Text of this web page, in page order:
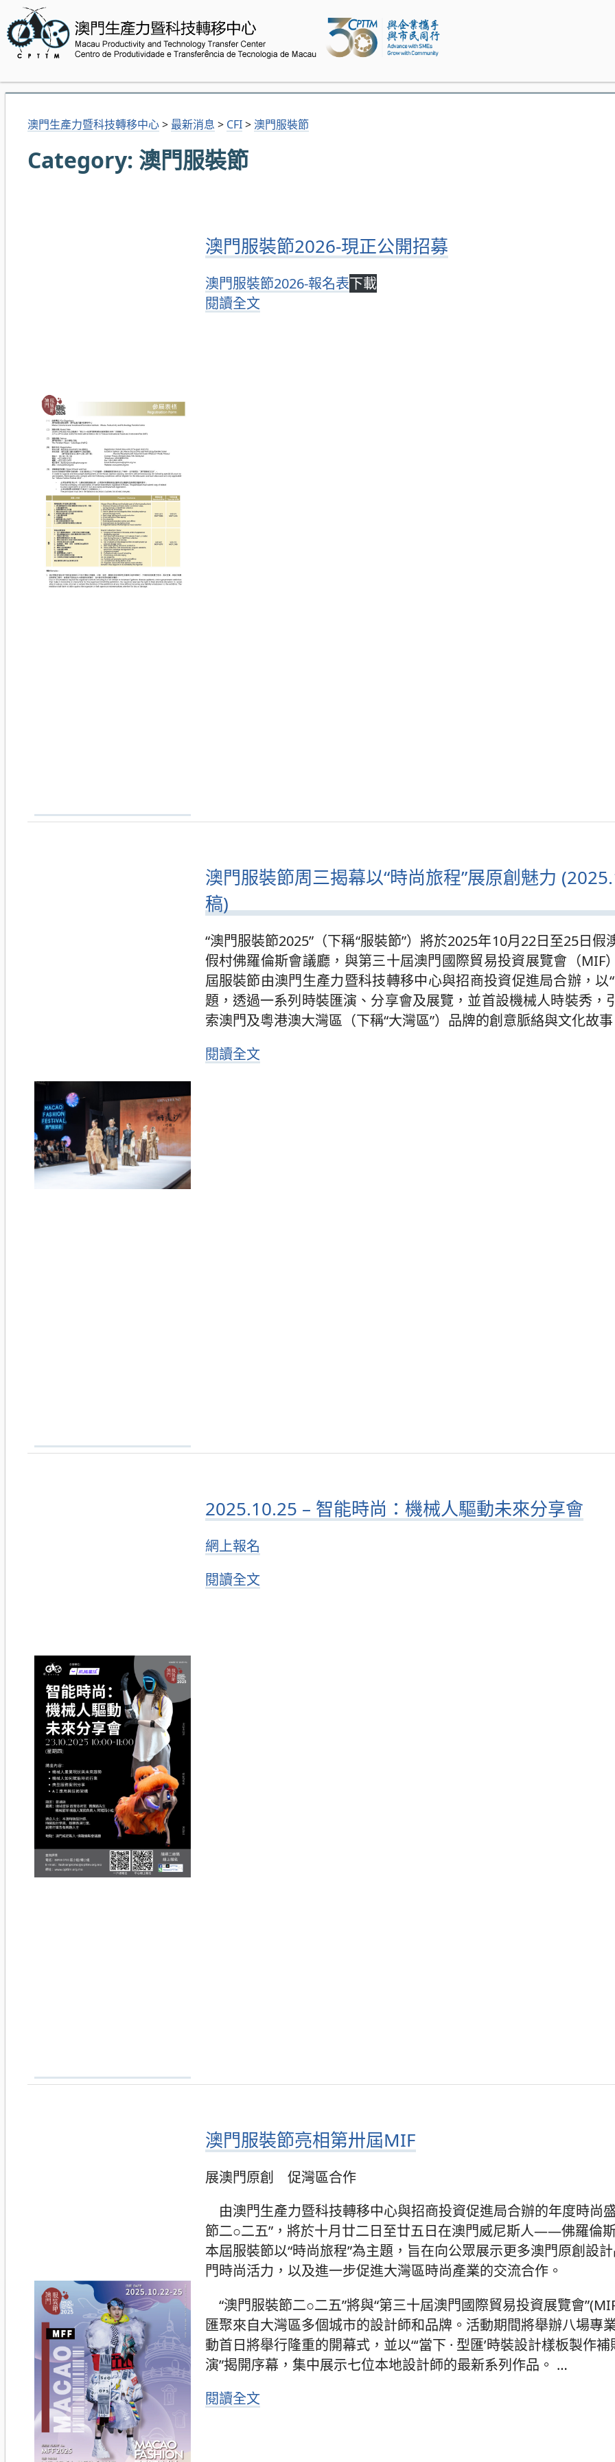
澳門生產力暨科技轉移中心> 最新消息 > CFI> 澳門服裝節
Category: 澳門服裝節
澳門服裝節2026-現正公開招募
澳門服裝節2026-報名表下載
閱讀全文
澳門服裝節周三揭幕以“時尚旅程”展原創魅力
稿)
“澳門服裝節2025”（下稱“服裝節”）將於2025年10月22日至25日假
假村佛羅倫斯會議廳，與第三十屆澳門國際貿易投資展覽會（MIF
屆服裝節由澳門生產力暨科技轉移中心與招商投資促進局合辦，以
題，透過一系列時裝匯演、分享會及展覽，並首設機械人時裝秀，
索澳門及粵港澳大灣區（下稱“大灣區”）品牌的創意脈絡與文化故
閱讀全文
2025.10.25 – 智能時尚：機械人驅動未來分享會
網上報名
閱讀全文
澳門服裝節亮相第卅屆MIF
展澳門原創 促灣區合作
由澳門生產力暨科技轉移中心與招商投資促進局合辦的年度時尚
節二○二五”，將於十月廿二日至廿五日在澳門威尼斯人——佛羅倫
本屆服裝節以“時尚旅程”為主題，旨在向公眾展示更多澳門原創設
門時尚活力，以及進一步促進大灣區時尚產業的交流合作。
“澳門服裝節二○二五”將與“第三十屆澳門國際貿易投資展覽會
匯聚來自大灣區多個城市的設計師和品牌。活動期間將舉辦八場專
動首日將舉行隆重的開幕式，並以“‘當下 · 型匯’時裝設計樣板製作
演”揭開序幕，集中展示七位本地設計師的最新系列作品。 …
閱讀全文